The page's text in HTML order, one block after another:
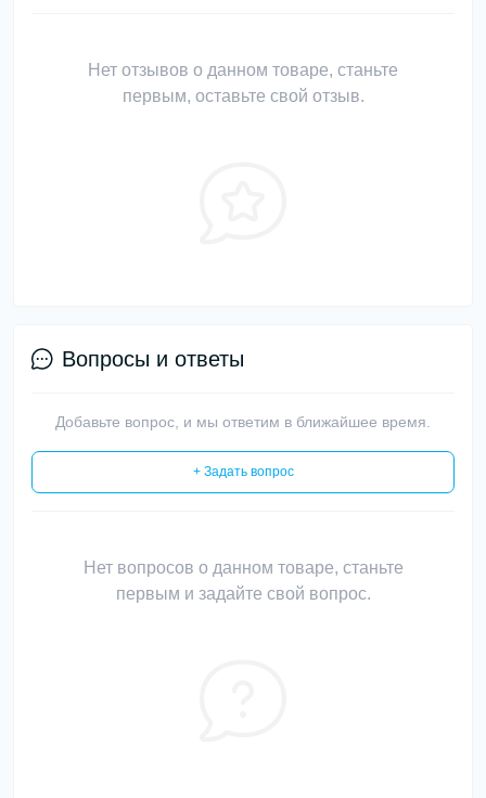
Нет отзывов о данном товаре, станьте
первым, оставьте свой отзыв.
Вопросы и ответы
Добавьте вопрос, и мы ответим в ближайшее время.
+ Задать вопрос
Нет вопросов о данном товаре, станьте
первым и задайте свой вопрос.